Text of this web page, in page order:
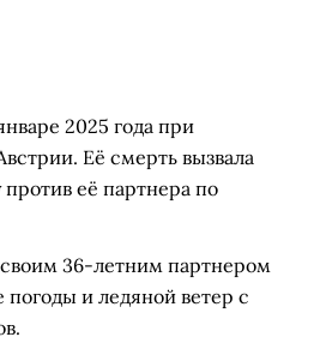
2025 года при
Её смерть вызвала
её партнера по
своим 36-летним партнером
и ледяной ветер с